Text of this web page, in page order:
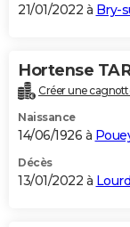
21/01/2022 à Bry-
Hortense
Créer une
Naissance
14/06/1926 à
Décès
13/01/2022 à